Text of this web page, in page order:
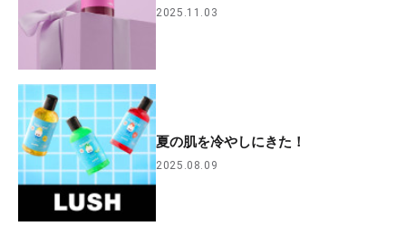
2025.11.03
夏の肌を冷やしにきた！
2025.08.09